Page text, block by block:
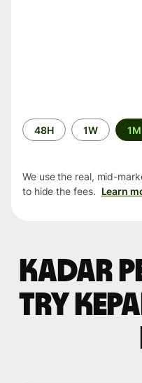
Time
period
48H 1W 1M
We use the real, mid-
to hide the fees. Learn
Kadar
TRY